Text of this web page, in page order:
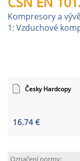
Kompresory a
1: Vzduchové
Česky Hardcopy
16.74 €
Označení normy: